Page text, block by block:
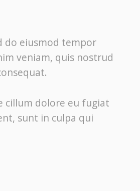
do eiusmod tempor
veniam, quis nostrud
cillum dolore eu fugiat
sunt in culpa qui